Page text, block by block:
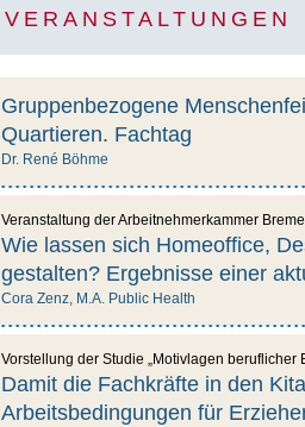
VERANSTALTUNGEN
Gruppenbezogene
Quartieren. Fachtag
Dr. René Böhme
Veranstaltung der Arbeitnehmerkammer
Wie lassen sich Homeoffice,
gestalten? Ergebnisse einer
Cora Zenz, M.A. Public Health
Vorstellung der Studie „Motivlagen
Damit die Fachkräfte in den
Arbeitsbedingungen für